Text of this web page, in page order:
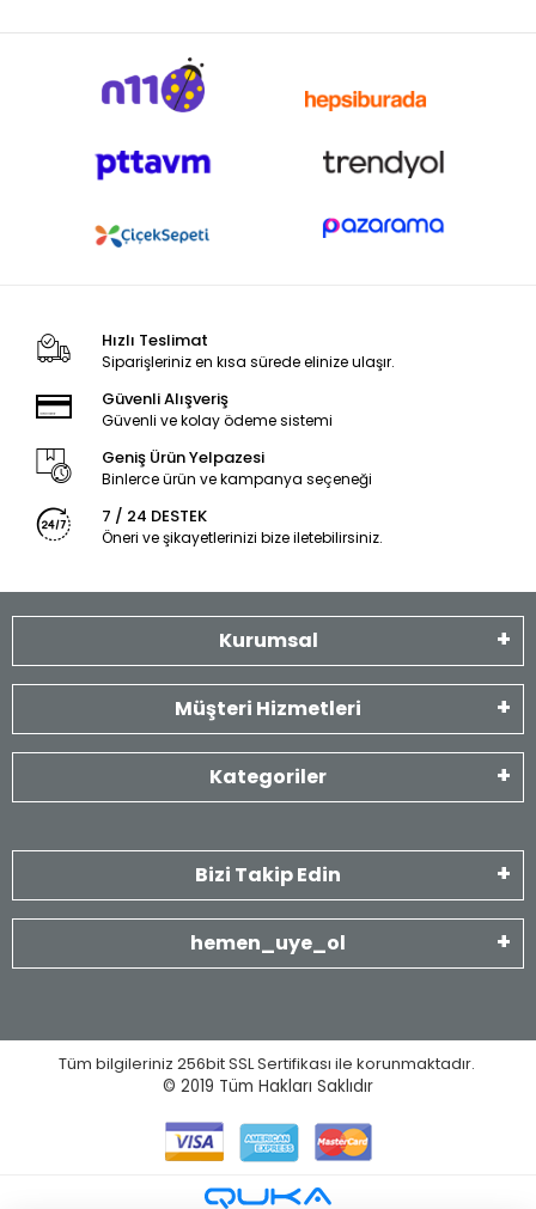
Hızlı Teslimat
Siparişleriniz en kısa sürede elinize ulaşır.
Güvenli Alışveriş
Güvenli ve kolay ödeme sistemi
Geniş Ürün Yelpazesi
Binlerce ürün ve kampanya seçeneği
7 / 24 DESTEK
Öneri ve şikayetlerinizi bize iletebilirsiniz.
Kurumsal
Müşteri Hizmetleri
Kategoriler
Bizi Takip Edin
hemen_uye_ol
Tüm bilgileriniz 256bit SSL Sertifikası ile korunmaktadır.
© 2019 Tüm Hakları Saklıdır